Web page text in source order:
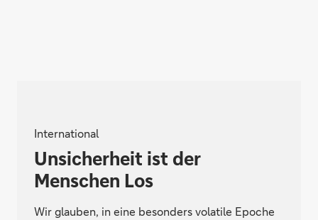
International
Unsicherheit ist der
Menschen Los
Wir glauben, in eine besonders volatile Epoche